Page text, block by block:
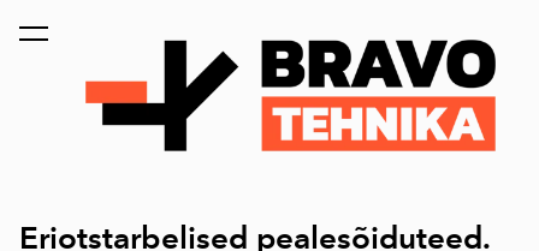
lisati ostukorvi. Vaata ostukorvi
Eriotstarbelised pealesõiduteed.